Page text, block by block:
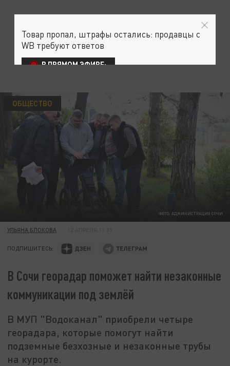
ФОТО: АДМИНИСТРАЦИЯ СОЧИ
ОБЩЕСТВО
УЛЬЯНА БЛОКОВА
ПОДПИШИТЕСЬ:
В Сочи георадар поможет найти незаконные
коммуникации под землёй
В МУП "Водоканал" приобрели четыре
георадара, которые помогут найти
подземные безхозные и незаконные трубы
на курорте.
Товар пропал, штрафы остались: продавцы с
WB требуют ответов
В ПРЯМОМ ЭФИРЕ: